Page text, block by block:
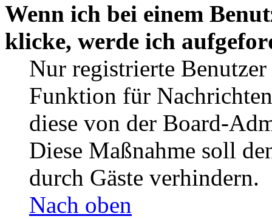
Wenn ich bei einem
klicke, werde ich
Nur registrierte
Funktion für
diese von der Board-
Diese Maßnahme soll
durch Gäste verhindern.
Nach oben